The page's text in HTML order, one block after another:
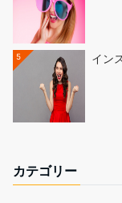
5 イン
カテゴリー